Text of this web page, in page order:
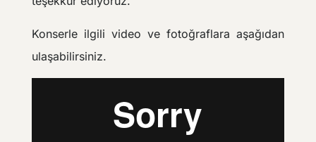
Konserle ilgili video ve fotoğraflara aşağıdan
ulaşabilirsiniz.